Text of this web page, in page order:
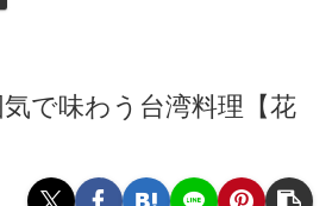
で味わう台湾料理【花